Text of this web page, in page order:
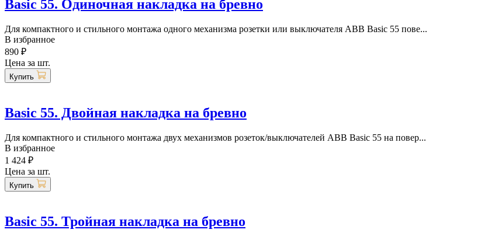
Basic 55. Одиночная накладка на бревно
Для компактного и стильного монтажа одного механизма розетки или выключателя ABB Basic 55 пове...
В избранное
890 ₽
Цена за шт.
Купить
Basic 55. Двойная накладка на бревно
Для компактного и стильного монтажа двух механизмов розеток/выключателей ABB Basic 55 на повер...
В избранное
1 424 ₽
Цена за шт.
Купить
Basic 55. Тройная накладка на бревно